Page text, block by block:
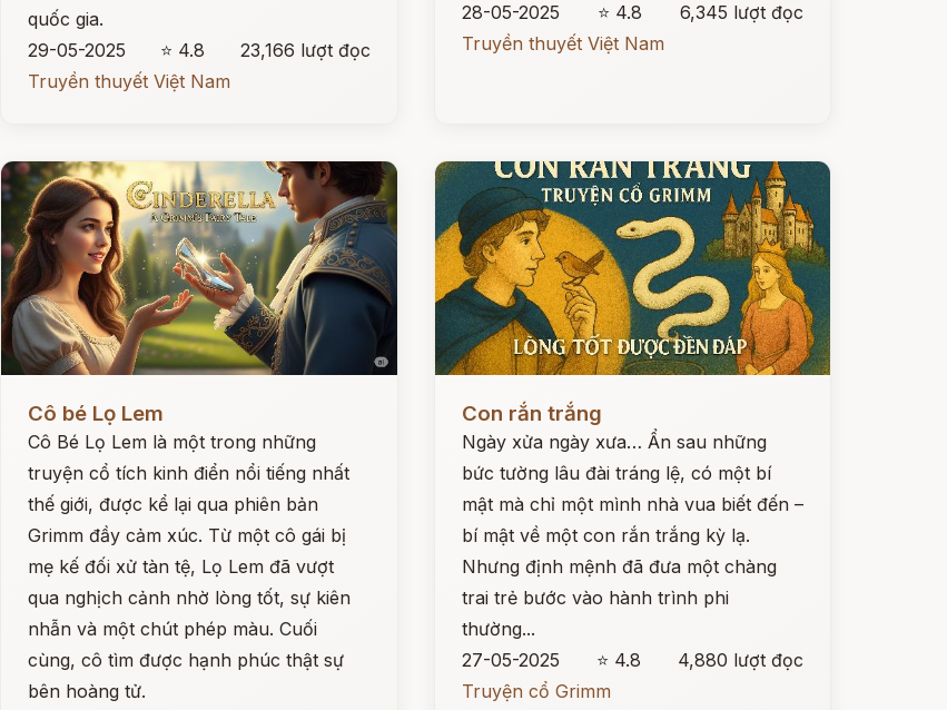
quốc gia.
29-05-2025
⭐ 4.8
23,166 lượt đọc
Truyền thuyết Việt Nam
28-05-2025
⭐ 4.8
6,345 lượt đọc
Truyền thuyết Việt Nam
Cô bé Lọ Lem
Cô Bé Lọ Lem là một trong những
truyện cổ tích kinh điển nổi tiếng nhất
thế giới, được kể lại qua phiên bản
Grimm đầy cảm xúc. Từ một cô gái bị
mẹ kế đối xử tàn tệ, Lọ Lem đã vượt
qua nghịch cảnh nhờ lòng tốt, sự kiên
nhẫn và một chút phép màu. Cuối
cùng, cô tìm được hạnh phúc thật sự
bên hoàng tử.
Con rắn trắng
Ngày xửa ngày xưa… Ẩn sau những
bức tường lâu đài tráng lệ, có một bí
mật mà chỉ một mình nhà vua biết đến –
bí mật về một con rắn trắng kỳ lạ.
Nhưng định mệnh đã đưa một chàng
trai trẻ bước vào hành trình phi
thường...
27-05-2025
⭐ 4.8
4,880 lượt đọc
Truyện cổ Grimm